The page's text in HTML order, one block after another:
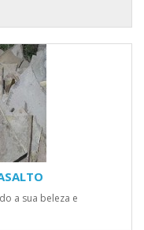
a sua beleza e